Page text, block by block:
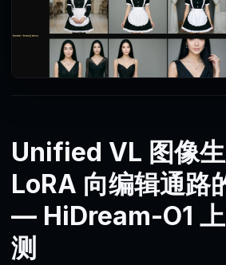
Unified VL 图像
LoRA 向编辑通路
— HiDream-O1
测